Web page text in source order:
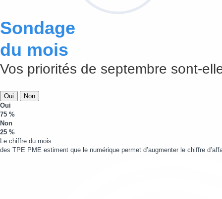
Sondage
du mois
Vos priorités de septembre sont-
Oui
Non
Oui
75 %
Non
25 %
Le chiffre du mois
des TPE PME estiment que le numérique permet d’augmenter le chiffre